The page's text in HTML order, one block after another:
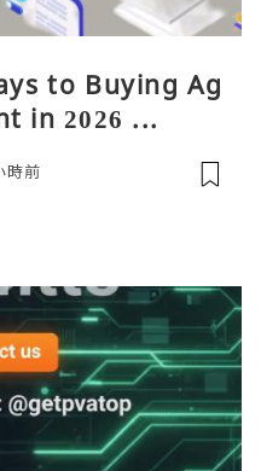
to Buying Ag
in 2026 ...
時前